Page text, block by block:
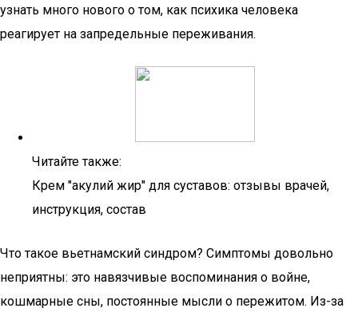
узнать много нового о том, как психика человека
реагирует на запредельные переживания.
Читайте также:
Крем "акулий жир" для суставов: отзывы врачей,
инструкция, состав
Что такое вьетнамский синдром? Симптомы довольно
неприятны: это навязчивые воспоминания о войне,
кошмарные сны, постоянные мысли о пережитом. Из-за